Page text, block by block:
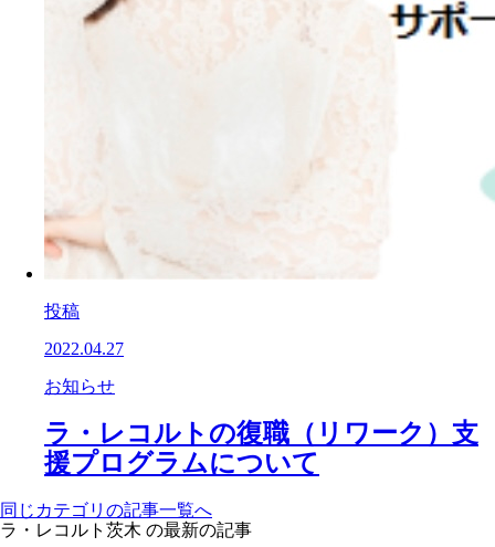
投稿
2022.04.27
お知らせ
ラ・レコルトの復職（リワーク）支
援プログラムについて
同じカテゴリの記事⼀覧へ
ラ・レコルト茨木 の最新の記事